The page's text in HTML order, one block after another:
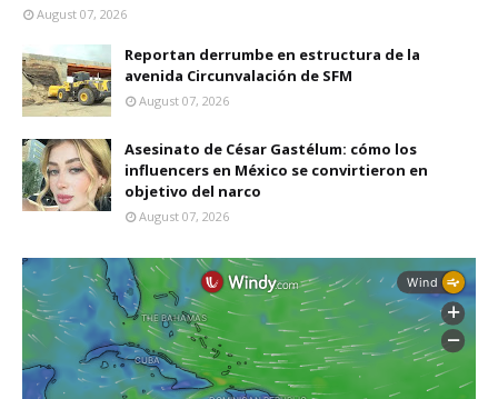
August 07, 2026
Reportan derrumbe en estructura de la
avenida Circunvalación de SFM
August 07, 2026
Asesinato de César Gastélum: cómo los
influencers en México se convirtieron en
objetivo del narco
August 07, 2026